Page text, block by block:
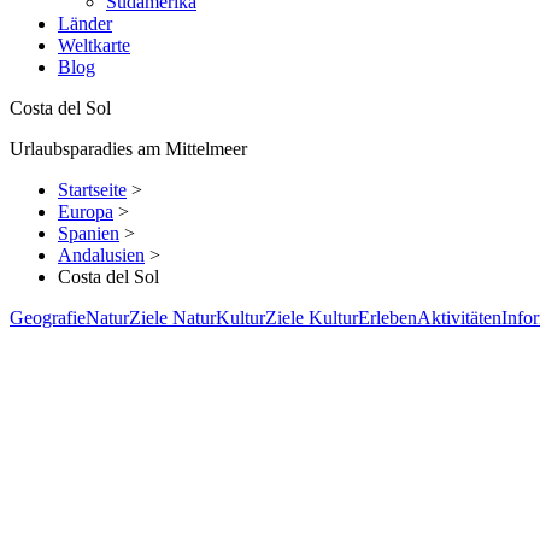
Länder
Weltkarte
Blog
Costa del Sol
Urlaubsparadies am Mittelmeer
Startseite >
Europa >
Spanien >
Andalusien >
Costa del Sol
GeografieNaturZiele NaturKulturZiele KulturErlebenAktivitäten